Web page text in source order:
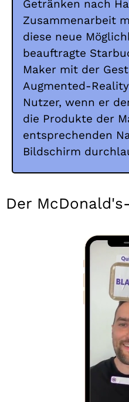
Getränken nach
Zusammenarbeit
diese neue
beauftragte
Maker mit der
Augmented-
Nutzer, wenn er
die Produkte der
entsprechenden
Bildschirm
Der